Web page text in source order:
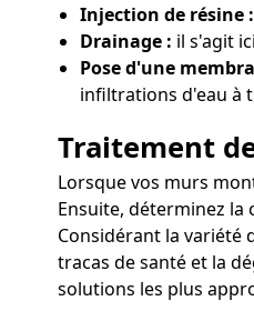
Injection de résine :
Drainage : il s'agit
Pose d'une
infiltrations d'eau à
Traitement
Lorsque vos murs
Ensuite, déterminez
Considérant la variété
tracas de santé et la
solutions les plus